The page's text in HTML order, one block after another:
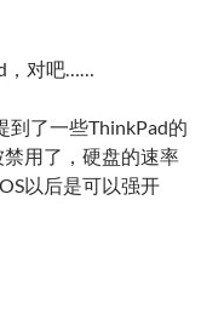
对吧……
到了一些ThinkPad的
用了，硬盘的速率
以后是可以强开